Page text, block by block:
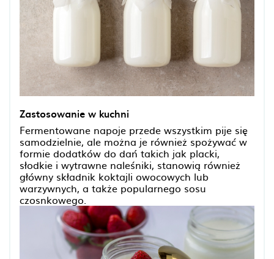
Zastosowanie w kuchni
Fermentowane napoje przede wszystkim pije się
samodzielnie, ale można je również spożywać w
formie dodatków do dań takich jak placki,
słodkie i wytrawne naleśniki, stanowią również
główny składnik koktajli owocowych lub
warzywnych, a także popularnego sosu
czosnkowego.